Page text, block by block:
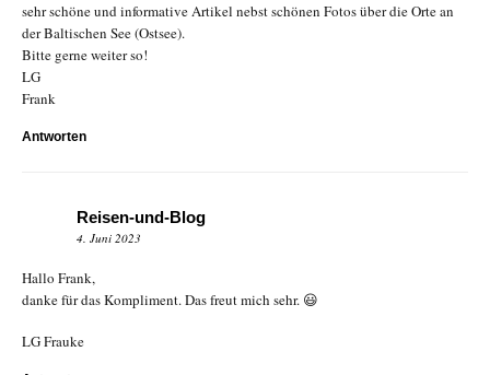
sehr schöne und informative Artikel nebst schönen Fotos über die Orte an
der Baltischen See (Ostsee).
Bitte gerne weiter so!
LG
Frank
Antworten
Reisen-und-Blog
4. Juni 2023
Hallo Frank,
danke für das Kompliment. Das freut mich sehr. 😃
LG Frauke